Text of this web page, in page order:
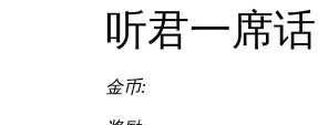
听君一席
金币: